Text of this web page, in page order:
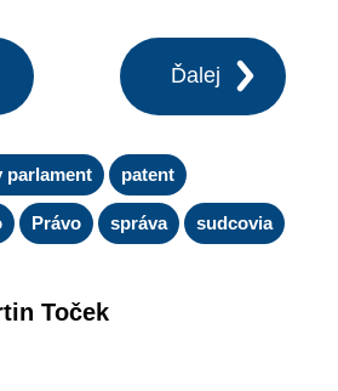
Ďalej
parlament patent
Právo správa sudcovia
Toček